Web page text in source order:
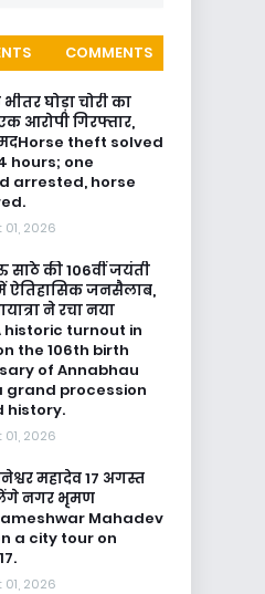
COMMENTS
घोड़ा चोरी का
आरोपी गिरफ्तार,
theft solved
hours; one
arrested, horse
2026
साठे की 106वीं जयंती
ऐतिहासिक जनसैलाब,
ने रचा नया
historic turnout in
the 106th birth
of Annabhau
grand procession
history.
2026
महादेव 17 अगस्त
नगर भृमण
Mahadev
a city tour on
2026